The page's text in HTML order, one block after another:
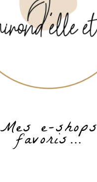
Mes e-shops
favoris…